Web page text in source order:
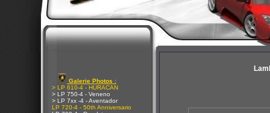
Galerie Photos :
> LP 610-4 - HURACAN
> LP 750-4 - Veneno
> LP 7xx -4 - Aventador
LP 720-4 - 50th Anniversario